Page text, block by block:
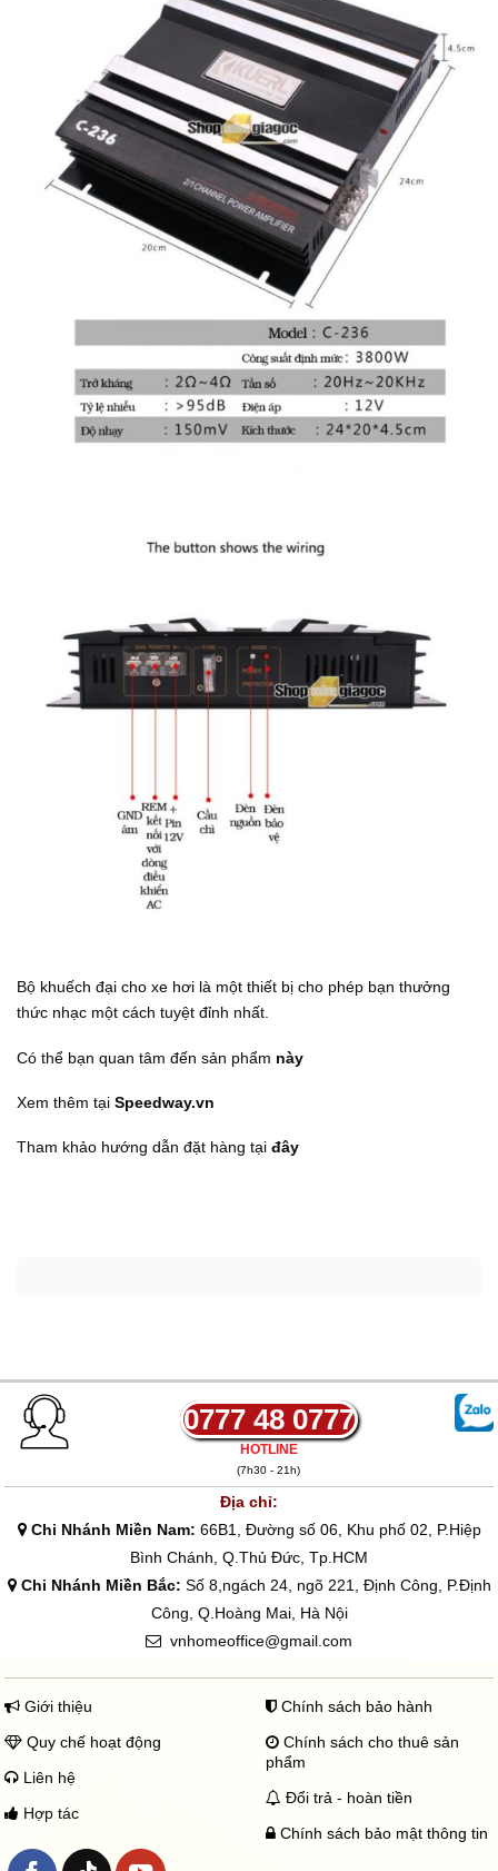
Bộ khuếch đại cho xe hơi là một thiết bị cho phép bạn thưởng
thức nhạc một cách tuyệt đỉnh nhất.
Có thể bạn quan tâm đến sản phẩm này
Xem thêm tại Speedway.vn
Tham khảo hướng dẫn đặt hàng tại đây
0777 48 0777
HOTLINE
(7h30 - 21h)
Địa chỉ:
Chi Nhánh Miền Nam: 66B1, Đường số 06, Khu phố 02, P.Hiệp
Bình Chánh, Q.Thủ Đức, Tp.HCM
Chi Nhánh Miền Bắc: Số 8,ngách 24, ngõ 221, Định Công, P.Định
Công, Q.Hoàng Mai, Hà Nội
vnhomeoffice@gmail.com
Giới thiệu
Quy chế hoạt động
Liên hệ
Hợp tác
Chính sách bảo hành
Chính sách cho thuê sản
phẩm
Đổi trả - hoàn tiền
Chính sách bảo mật thông tin